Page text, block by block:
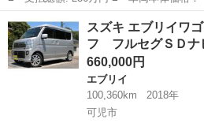
名： スズキ ■ 車種名： エブリイワ
ターボスペシャル ハイルーフ／４ＷＤ／
レーキサポ...
岐阜 可児市 エブリイ
スズキ エブリイワ
フ フルセグＳＤ
660,000円
エブリイ
100,360km
2018年
可児市